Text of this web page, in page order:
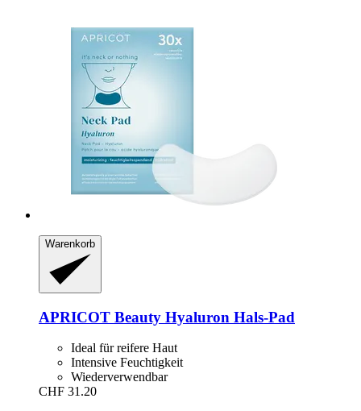
Warenkorb
APRICOT Beauty Hyaluron Hals-​Pad
Ideal für reifere Haut
Intensive Feuchtigkeit
Wiederverwendbar
CHF 31.20